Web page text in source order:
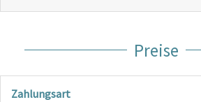
Preise
Zahlungsart